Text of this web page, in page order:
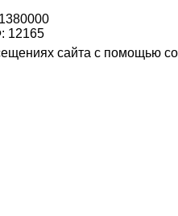
12165
сайта с помощью